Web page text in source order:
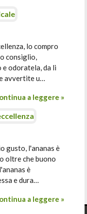
lo compro
consiglio,
odoratela, da li
avvertite u…
a leggere »
gusto, l'ananas è
oltre che buono
è
e dura…
a leggere »